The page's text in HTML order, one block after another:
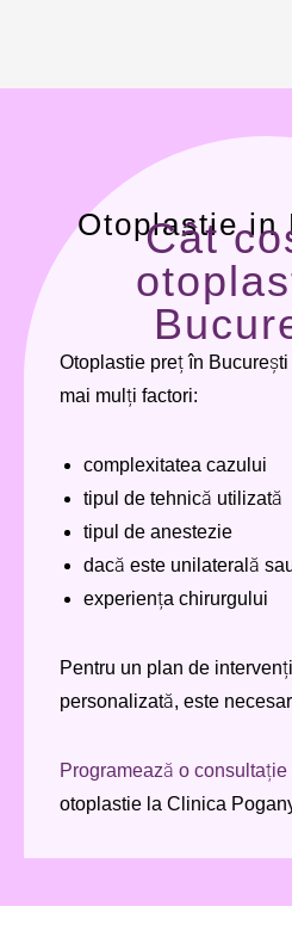
Otoplastie in
Cât
Otoplastie preț în
mai mulți factori:
complexitatea cazului
tipul de tehnică utilizată
tipul de anestezie
dacă este unilaterală
experiența chirurgului
Pentru un plan de
personalizată, este
Programează o consultație
otoplastie la Clinica